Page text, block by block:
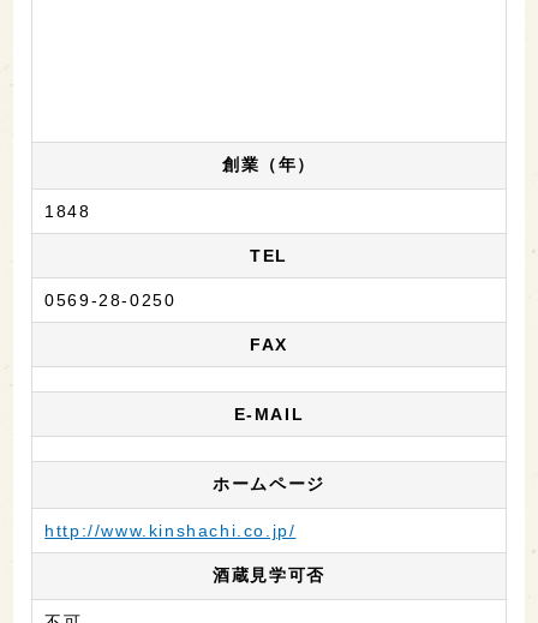
創業（年）
1848
TEL
0569-28-0250
FAX
E-MAIL
ホームページ
http://www.kinshachi.co.jp/
酒蔵見学可否